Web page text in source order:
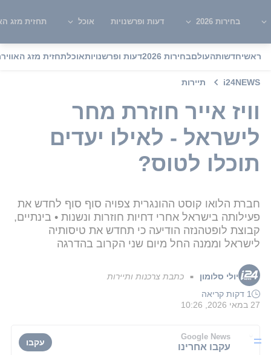
בחירות 2026 דעות ופרשנויות אוכל תחזית מזג
ראשיחדשותהעולםבחירות 2026 דעות ופרשנויותאוכלתחזית מזג האוויר
i24NEWS תיירות
וויז אייר חוזרת מחר
לישראל - לאילו יעדים
תוכלו לטוס?
חברת הלואו קוסט ההונגרית צפויה סוף סוף לחדש את
פעילותה בישראל אחרי דחיות חוזרות ונשנות • בינתיים,
קבוצת לופטהנזה הודיעה כי תחדש את טיסותיה
לישראל וממנה החל מיום שני הקרוב בהדרגה
יולי סלומון ■ כתבת צרכנות ותיירות
1 דקות קריאה
27 במאי 2026, 10:26
Google News
עקבו אחרינו עקבו